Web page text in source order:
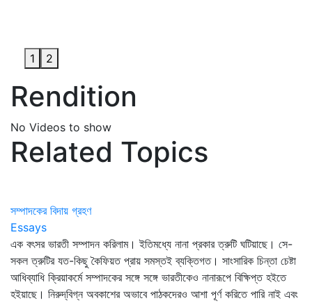
1 2
Rendition
No Videos to show
Related Topics
সম্পাদকের বিদায় গ্রহণ
Essays
এক বৎসর ভারতী সম্পাদন করিলাম। ইতিমধ্যে নানা প্রকার ত্রুটি ঘটিয়াছে। সে-
সকল ত্রুটির যত-কিছু কৈফিয়ত প্রায় সমস্তই ব্যক্তিগত। সাংসারিক চিন্তা চেষ্টা
আধিব্যাধি ক্রিয়াকর্মে সম্পাদকের সঙ্গে সঙ্গে ভারতীকেও নানারূপে বিক্ষিপ্ত হইতে
হইয়াছে। নিরুদ্‌বিগ্ন অবকাশের অভাবে পাঠকদেরও আশা পূর্ণ করিতে পারি নাই এবং